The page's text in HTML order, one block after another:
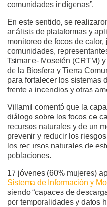
comunidades indígenas”.
En este sentido, se
análisis de plataformas y
monitoreo de focos de
comunidades,
Tsimane- Mosetén (CRTM)
de la Biosfera y Tierra
para fortalecer los sistemas
frente a incendios y otras
Villamil comentó que la
diálogo sobre los focos de
recursos naturales y de un
prevenir y reducir los
los recursos naturales de
poblaciones.
17 jóvenes (60% mujeres)
Sistema de Información y
siendo “capaces de
por temporalidades y datos